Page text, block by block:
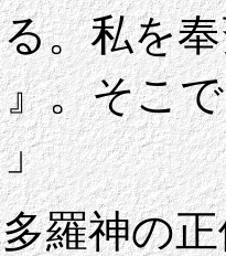
。私を
。そこ
羅神の